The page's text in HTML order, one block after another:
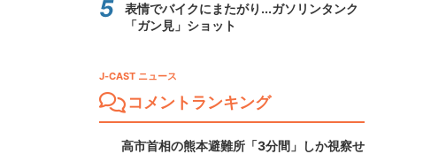
表情でバイクにまたがり...ガソリンタンク
「ガン見」ショット
J-CAST ニュース
コメントランキング
高市首相の熊本避難所「3分間」しか視察せ